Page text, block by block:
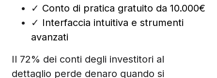
✓ Conto di pratica gratuito da 10.000€
✓ Interfaccia intuitiva e strumenti
avanzati
Il 72% dei conti degli investitori al
dettaglio perde denaro quando si